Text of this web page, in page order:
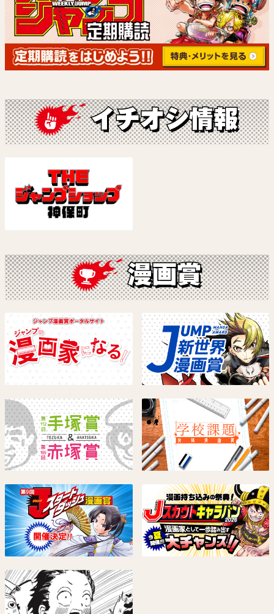
あかね噺
原作：末永裕樹 作画：馬上鷹将
回撃のキナト
雨宮ケント
アニマルシグナル
原作：春原ロビンソン 作画：筒
井大志
試し読み
魔男のイチ
原作：西修 作画：宇佐崎しろ
試し読み
ロクのおかしな家
中村充志
試し読み
しのびごと
原作：たけぐし一本 漫画：みた
らし三大